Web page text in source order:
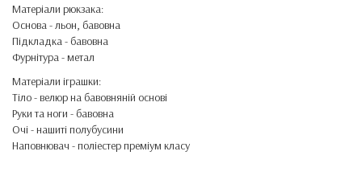
Матеріали рюкзака:
Основа - льон, бавовна
Підкладка - бавовна
Фурнітура - метал
Матеріали іграшки:
Тіло - велюр на бавовняній основі
Руки та ноги - бавовна
Очі - нашиті полубусини
Наповнювач - поліестер преміум класу